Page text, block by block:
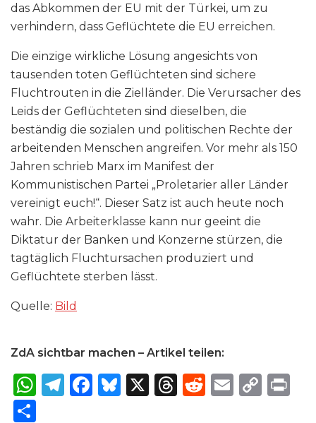
das Abkommen der EU mit der Türkei, um zu
verhindern, dass Geflüchtete die EU erreichen.
Die einzige wirkliche Lösung angesichts von
tausenden toten Geflüchteten sind sichere
Fluchtrouten in die Zielländer. Die Verursacher des
Leids der Geflüchteten sind dieselben, die
beständig die sozialen und politischen Rechte der
arbeitenden Menschen angreifen. Vor mehr als 150
Jahren schrieb Marx im Manifest der
Kommunistischen Partei „Proletarier aller Länder
vereinigt euch!“. Dieser Satz ist auch heute noch
wahr. Die Arbeiterklasse kann nur geeint die
Diktatur der Banken und Konzerne stürzen, die
tagtäglich Fluchtursachen produziert und
Geflüchtete sterben lässt.
Quelle: Bild
ZdA sichtbar machen – Artikel teilen:
W T
F
B X
T
R
E
C